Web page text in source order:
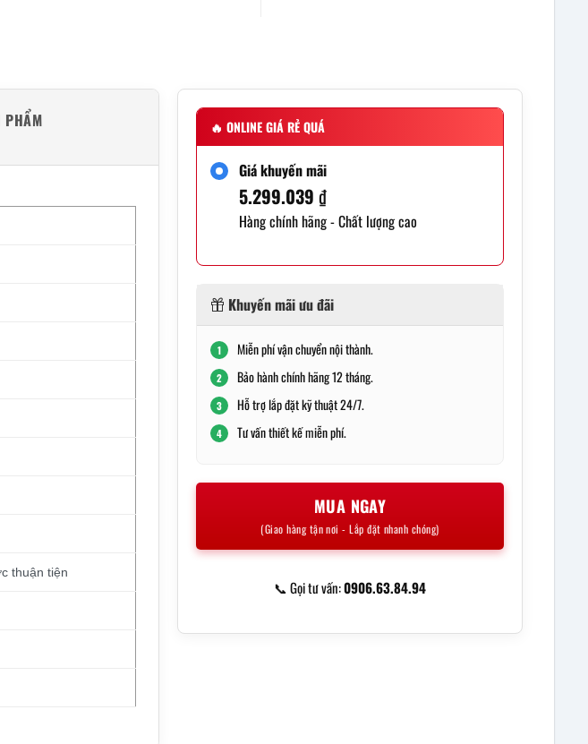
PHẨM
thuận tiện
🔥 ONLINE GIÁ RẺ QUÁ
Giá khuyến mãi
5.299.039 ₫
Hàng chính hãng - Chất lượng cao
Khuyến mãi ưu đãi
1 Miễn phí vận chuyển nội thành.
2 Bảo hành chính hãng 12 tháng.
3 Hỗ trợ lắp đặt kỹ thuật 24/7.
4 Tư vấn thiết kế miễn phí.
MUA NGAY
(Giao hàng tận nơi - Lắp đặt nhanh chóng)
📞 Gọi tư vấn:0906.63.84.94